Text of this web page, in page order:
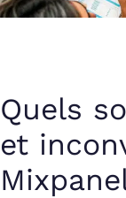
Quels
et